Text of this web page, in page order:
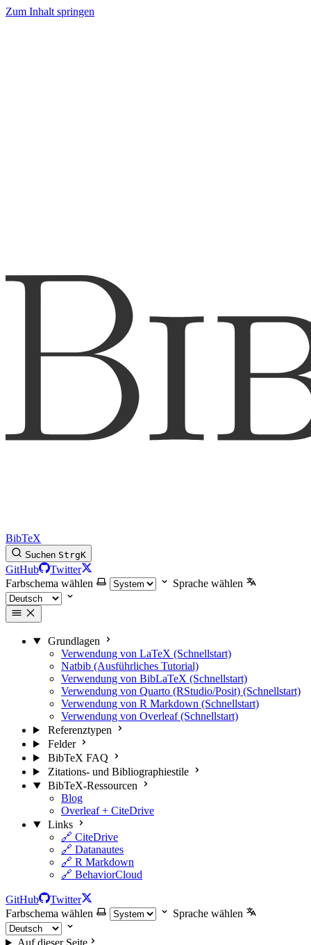
Zum Inhalt springen
BibTeX
Suchen StrgK
GitHub
Twitter
Farbschema wählen
Sprache wählen
Grundlagen
Verwendung von LaTeX (Schnellstart)
Natbib (Ausführliches Tutorial)
Verwendung von BibLaTeX (Schnellstart)
Verwendung von Quarto (RStudio/Posit) (Schnellstart)
Verwendung von R Markdown (Schnellstart)
Verwendung von Overleaf (Schnellstart)
Referenztypen
Felder
BibTeX FAQ
Zitations- und Bibliographiestile
BibTeX-Ressourcen
Blog
Overleaf + CiteDrive
Links
🔗 CiteDrive
🔗 Datanautes
🔗 R Markdown
🔗 BehaviorCloud
GitHub
Twitter
Farbschema wählen
Sprache wählen
Auf dieser Seite